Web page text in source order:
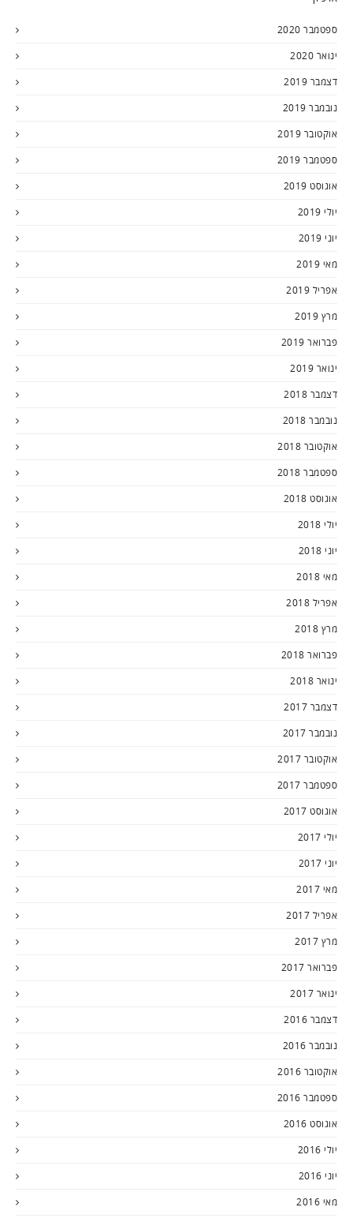
ספטמבר 2020
ינואר 2020
דצמבר 2019
נובמבר 2019
אוקטובר 2019
ספטמבר 2019
אוגוסט 2019
יולי 2019
יוני 2019
מאי 2019
אפריל 2019
מרץ 2019
פברואר 2019
ינואר 2019
דצמבר 2018
נובמבר 2018
אוקטובר 2018
ספטמבר 2018
אוגוסט 2018
יולי 2018
יוני 2018
מאי 2018
אפריל 2018
מרץ 2018
פברואר 2018
ינואר 2018
דצמבר 2017
נובמבר 2017
אוקטובר 2017
ספטמבר 2017
אוגוסט 2017
יולי 2017
יוני 2017
מאי 2017
אפריל 2017
מרץ 2017
פברואר 2017
ינואר 2017
דצמבר 2016
נובמבר 2016
אוקטובר 2016
ספטמבר 2016
אוגוסט 2016
יולי 2016
יוני 2016
מאי 2016